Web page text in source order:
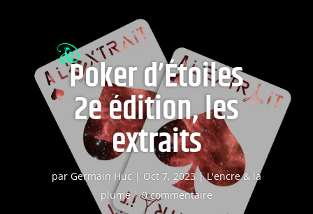
Poker d’Étoiles
2e édition, les
extraits
par Germain Huc | Oct 7, 2023 |L'encre & la
plume |0 commentaire